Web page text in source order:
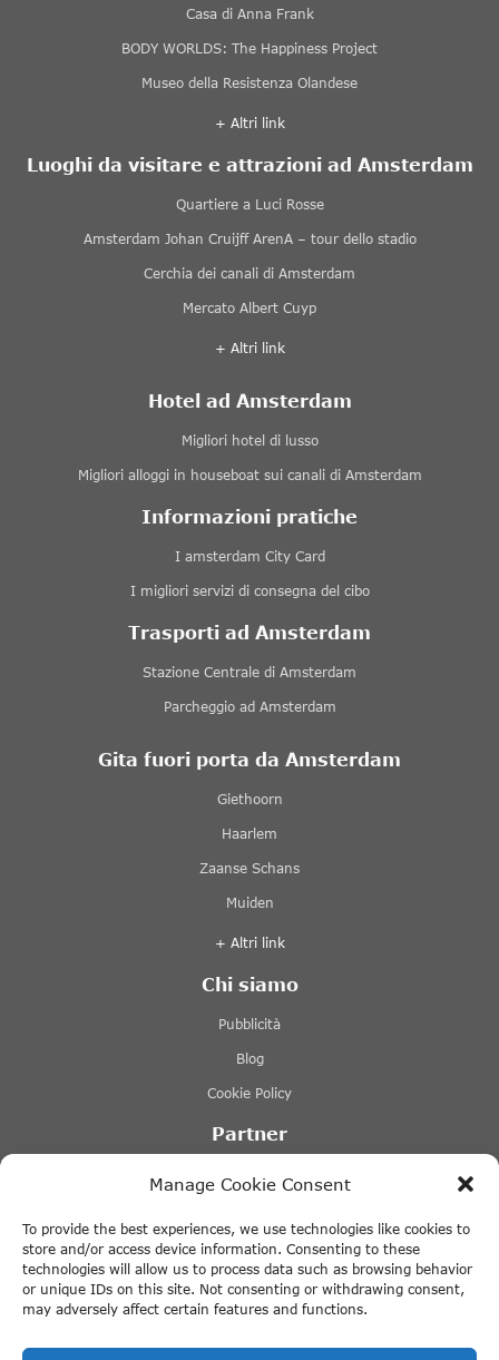
Manage Cookie Consent
To provide the best experiences, we use technologies like cookies to
store and/or access device information. Consenting to these
technologies will allow us to process data such as browsing behavior
or unique IDs on this site. Not consenting or withdrawing consent,
may adversely affect certain features and functions.
Casa di Anna Frank
BODY WORLDS: The Happiness Project
Museo della Resistenza Olandese
+ Altri link
Luoghi da visitare e attrazioni ad Amsterdam
Quartiere a Luci Rosse
Amsterdam Johan Cruijff ArenA – tour dello stadio
Cerchia dei canali di Amsterdam
Mercato Albert Cuyp
+ Altri link
Hotel ad Amsterdam
Migliori hotel di lusso
Migliori alloggi in houseboat sui canali di Amsterdam
Informazioni pratiche
I amsterdam City Card
I migliori servizi di consegna del cibo
Trasporti ad Amsterdam
Stazione Centrale di Amsterdam
Parcheggio ad Amsterdam
Gita fuori porta da Amsterdam
Giethoorn
Haarlem
Zaanse Schans
Muiden
+ Altri link
Chi siamo
Pubblicità
Blog
Cookie Policy
Partner
Lovers Canal Cruises Amsterdam
Tours & Tickets Amsterdam
Canal Motorboats
+ Altri link